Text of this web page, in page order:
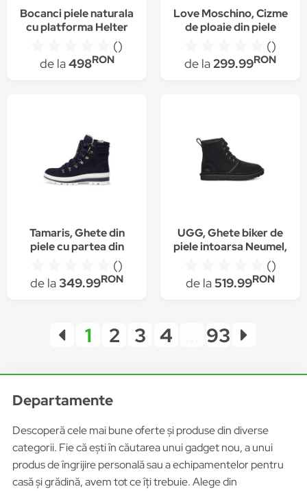
Bocanci piele naturala
cu platforma Helter
()
de la498RON
Love Moschino, Cizme
de ploaie din piele
ecologica, cu aspect
lacuitJodhpui
()
de la299.99RON
Tamaris, Ghete din
piele cu partea din
fata matlasata,
Bleumarin
()
de la349.99RON
UGG, Ghete biker de
piele intoarsa Neumel,
()
de la519.99RON
1 2 3 4 93
Departamente
Descoperă cele mai bune oferte și produse din diverse
categorii. Fie că ești în căutarea unui gadget nou, a unui
produs de îngrijire personală sau a echipamentelor pentru
casă și grădină, avem tot ce îți trebuie. Alege din